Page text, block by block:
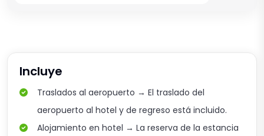
Incluye
Traslados al aeropuerto → El traslado del
aeropuerto al hotel y de regreso está incluido.
Alojamiento en hotel → La reserva de la estancia